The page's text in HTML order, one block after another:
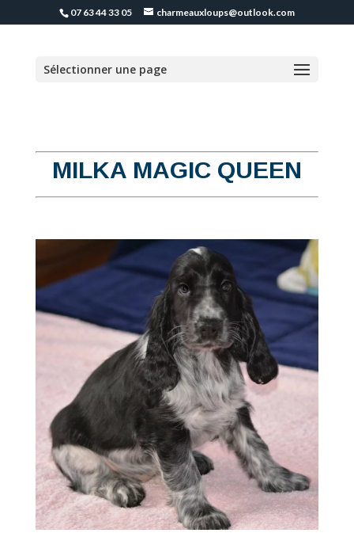
07 63 44 33 05 charmeauxloups@outlook.com
Sélectionner une page
MILKA MAGIC QUEEN